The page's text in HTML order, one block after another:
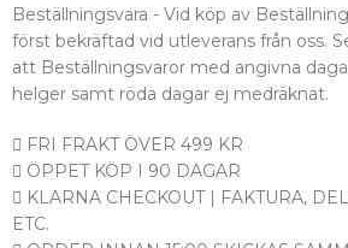
Beställningsvara - Vid köp av
först bekräftad vid utleverans från oss.
att Beställningsvaror med angivna
helger samt röda dagar ej medräknat.
FRI FRAKT ÖVER 499 KR
ÖPPET KÖP I 90 DAGAR
KLARNA CHECKOUT | FAKTURA,
ETC.